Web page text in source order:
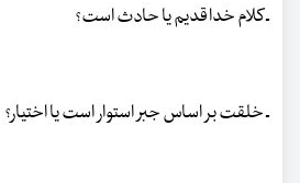
ـ کلام خدا قدیم یا حادث است؟
ـ خلقت بر اساس جبر استوار است یا اختیار؟